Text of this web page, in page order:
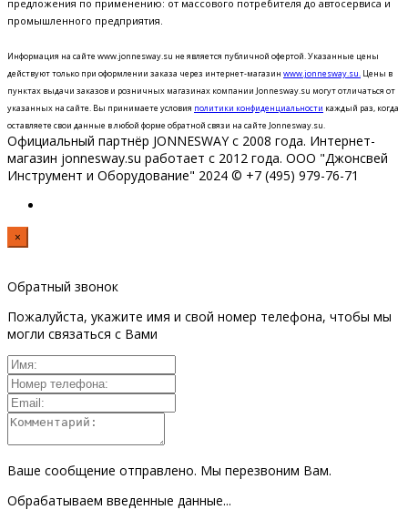
предложения по применению: от массового потребителя до автосервиса и
промышленного предприятия.
Информация на сайте www.jonnesway.su не является публичной офертой. Указанные цены
действуют только при оформлении заказа через интернет-магазин www.jonnesway.su. Цены в
пунктах выдачи заказов и розничных магазинах компании Jonnesway.su могут отличаться от
указанных на сайте. Вы принимаете условия политики конфиденциальности каждый раз, когда
оставляете свои данные в любой форме обратной связи на сайте Jonnesway.su.
Официальный партнёр JONNESWAY с 2008 года. Интернет-
магазин jonnesway.su работает с 2012 года. ООО "Джонсвей
Инструмент и Оборудование" 2024 © +7 (495) 979-76-71
×
Обратный звонок
Пожалуйста, укажите имя и свой номер телефона, чтобы мы
могли связаться с Вами
Ваше сообщение отправлено. Мы перезвоним Вам.
Обрабатываем введенные данные...